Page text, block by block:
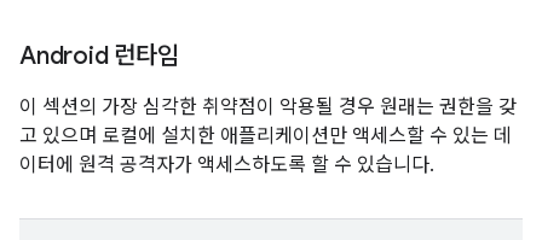
Android 런타임
이 섹션의 가장 심각한 취약점이 악용될 경우 원래는 권한을 갖
고 있으며 로컬에 설치한 애플리케이션만 액세스할 수 있는 데
이터에 원격 공격자가 액세스하도록 할 수 있습니다.